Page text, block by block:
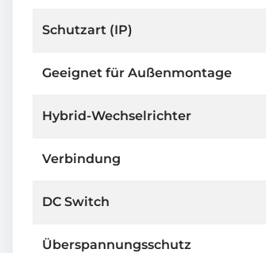
Schutzart (IP)
Geeignet für Außenmontage
Hybrid-Wechselrichter
Verbindung
DC Switch
Überspannungsschutz